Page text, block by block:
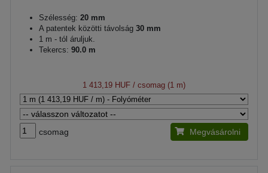
Szélesség: 20 mm
A patentek közötti távolság 30 mm
1 m - tól áruljuk.
Tekercs: 90.0 m
1 413,19 HUF / csomag (1 m)
csomag Megvásárolni